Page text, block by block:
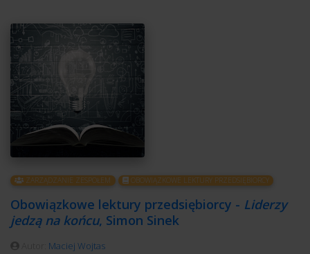
ZARZĄDZANIE ZESPOŁEM OBOWIĄZKOWE LEKTURY PRZEDSIĘBIORCY
Obowiązkowe lektury przedsiębiorcy - Liderzy
jedzą na końcu, Simon Sinek
Maciej Wojtas